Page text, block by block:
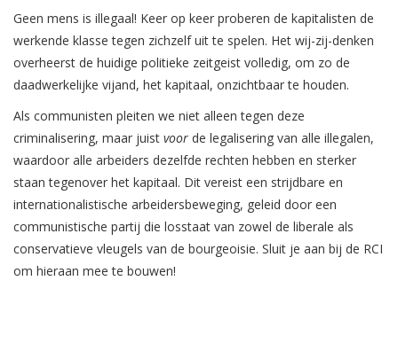
Geen mens is illegaal! Keer op keer proberen de kapitalisten de
werkende klasse tegen zichzelf uit te spelen. Het wij-zij-denken
overheerst de huidige politieke zeitgeist volledig, om zo de
daadwerkelijke vijand, het kapitaal, onzichtbaar te houden.
Als communisten pleiten we niet alleen tegen deze
criminalisering, maar juist voor de legalisering van alle illegalen,
waardoor alle arbeiders dezelfde rechten hebben en sterker
staan tegenover het kapitaal. Dit vereist een strijdbare en
internationalistische arbeidersbeweging, geleid door een
communistische partij die losstaat van zowel de liberale als
conservatieve vleugels van de bourgeoisie. Sluit je aan bij de RCI
om hieraan mee te bouwen!